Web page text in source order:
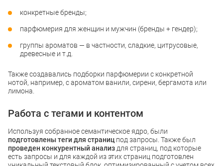
конкретные бренды;
парфюмерия для женщин и мужчин (бренды + гендер);
группы ароматов — в частности, сладкие, цитрусовые,
древесные и т.д.
Также создавались подборки парфюмерии с конкретной
нотой, например, с ароматом ванили, сирени, бергамота или
лимона.
Работа с тегами и контентом
Используя собранное семантическое ядро, были
подготовлены теги для страниц под запросы. Также был
проведен конкурентный анализ для страниц, под которые
есть запросы и для каждой из этих страниц подготовлен